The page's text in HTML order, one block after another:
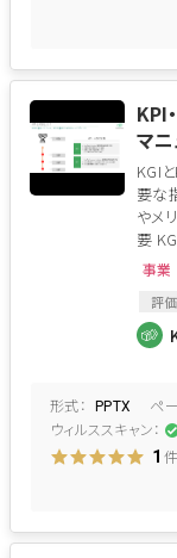
KPI
マ
KGI
要な
やメ
要
事業
評
人事
形式： PPTX ペ
ウィルススキャン：
1